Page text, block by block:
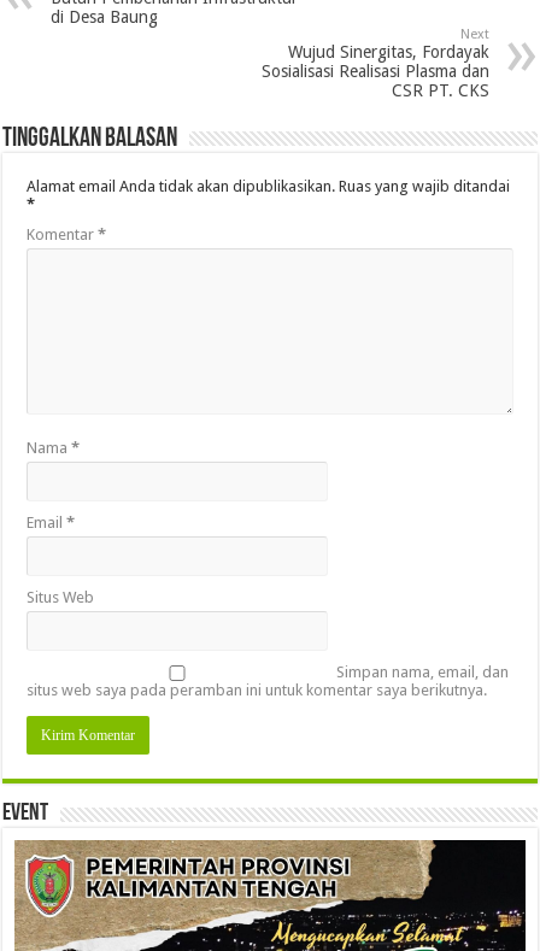
di Desa Baung
Next
Wujud Sinergitas, Fordayak
Sosialisasi Realisasi Plasma dan
CSR PT. CKS
Tinggalkan Balasan
Alamat email Anda tidak akan dipublikasikan. Ruas yang wajib ditandai
*
Komentar*
Nama*
Email*
Situs Web
Simpan nama, email, dan
situs web saya pada peramban ini untuk komentar saya berikutnya.
Event